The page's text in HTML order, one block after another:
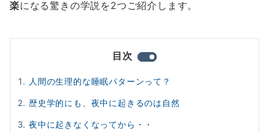
楽になる驚きの学説を2つご紹介します。
目次
人間の生理的な睡眠パターンって？
歴史学的にも、夜中に起きるのは自然
夜中に起きなくなってから・・